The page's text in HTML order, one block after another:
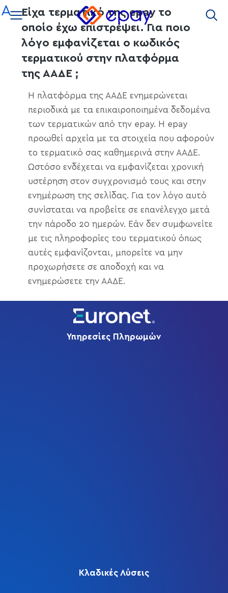
περιεχόμενο
A
Είχα τερματικό της epay το
οποίο έχω επιστρέψει. Για ποιο
λόγο εμφανίζεται ο κωδικός
τερματικού στην πλατφόρμα
της ΑΑΔΕ ;
Η πλατφόρμα της ΑΑΔΕ ενημερώνεται
περιοδικά με τα επικαιροποιημένα δεδομένα
των τερματικών από την epay. Η epay
προωθεί αρχεία με τα στοιχεία που αφορούν
το τερματικό σας καθημερινά στην ΑΑΔΕ.
Ωστόσο ενδέχεται να εμφανίζεται χρονική
υστέρηση στον συγχρονισμό τους και στην
ενημέρωση της σελίδας. Για τον λόγο αυτό
συνίσταται να προβείτε σε επανέλεγχο μετά
την πάροδο 20 ημερών. Εάν δεν συμφωνείτε
με τις πληροφορίες του τερματικού όπως
αυτές εμφανίζονται, μπορείτε να μην
προχωρήσετε σε αποδοχή και να
ενημερώσετε την ΑΑΔΕ.
Υπηρεσίες Πληρωμών
Κλαδικές Λύσεις